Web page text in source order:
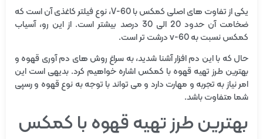
یکی از تفاوت های اصلی کمکس با V-60، نوع فیلتر کاغذی آن است که
ضخامت آن حدود 20 الی 30 درصد بیشتر است. از این رو، آسیاب
کمکس نسبت به v-60 درشت تر است.
حال که با این دم افزار آشنا شدید، به سراغ روش های دم آوری قهوه و
بهترین طرز تهیه قهوه با کمکس اشاره خواهیم کرد. بدیهی است این
امر نیاز به تجربه و مهارت دارد و می تواند با توجه به نوع قهوه و رسپی
شما متفاوت باشد.
بهترین طرز تهیه قهوه با کمکس